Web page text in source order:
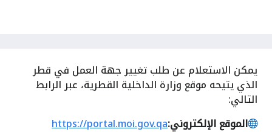
يمكن الاستعلام عن طلب تغيير جهة العمل في قطر
الذي يتيحه موقع وزارة الداخلية القطرية، عبر الرابط
التالي:
الموقع الإلكتروني:https://portal.moi.gov.qa